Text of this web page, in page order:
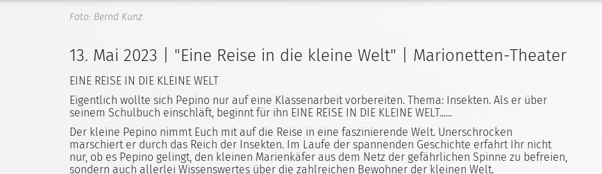
Foto: Bernd Kunz
13. Mai 2023 | "Eine Reise in die kleine Welt" | Marionetten-Theater
EINE REISE IN DIE KLEINE WELT
Eigentlich wollte sich Pepino nur auf eine Klassenarbeit vorbereiten. Thema: Insekten. Als er über
seinem Schulbuch einschläft, beginnt für ihn EINE REISE IN DIE KLEINE WELT......
Der kleine Pepino nimmt Euch mit auf die Reise in eine faszinierende Welt. Unerschrocken
marschiert er durch das Reich der Insekten. Im Laufe der spannenden Geschichte erfahrt Ihr nicht
nur, ob es Pepino gelingt, den kleinen Marienkäfer aus dem Netz der gefährlichen Spinne zu befreien,
sondern auch allerlei Wissenswertes über die zahlreichen Bewohner der kleinen Welt.